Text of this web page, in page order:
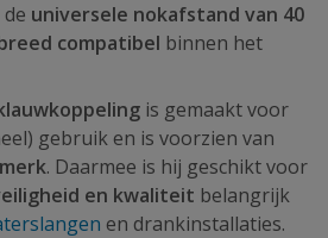
universele nokafstand van 40
compatibel binnen het
is gemaakt voor
gebruik en is voorzien van
. Daarmee is hij geschikt voor
en kwaliteit belangrijk
en drankinstallaties.